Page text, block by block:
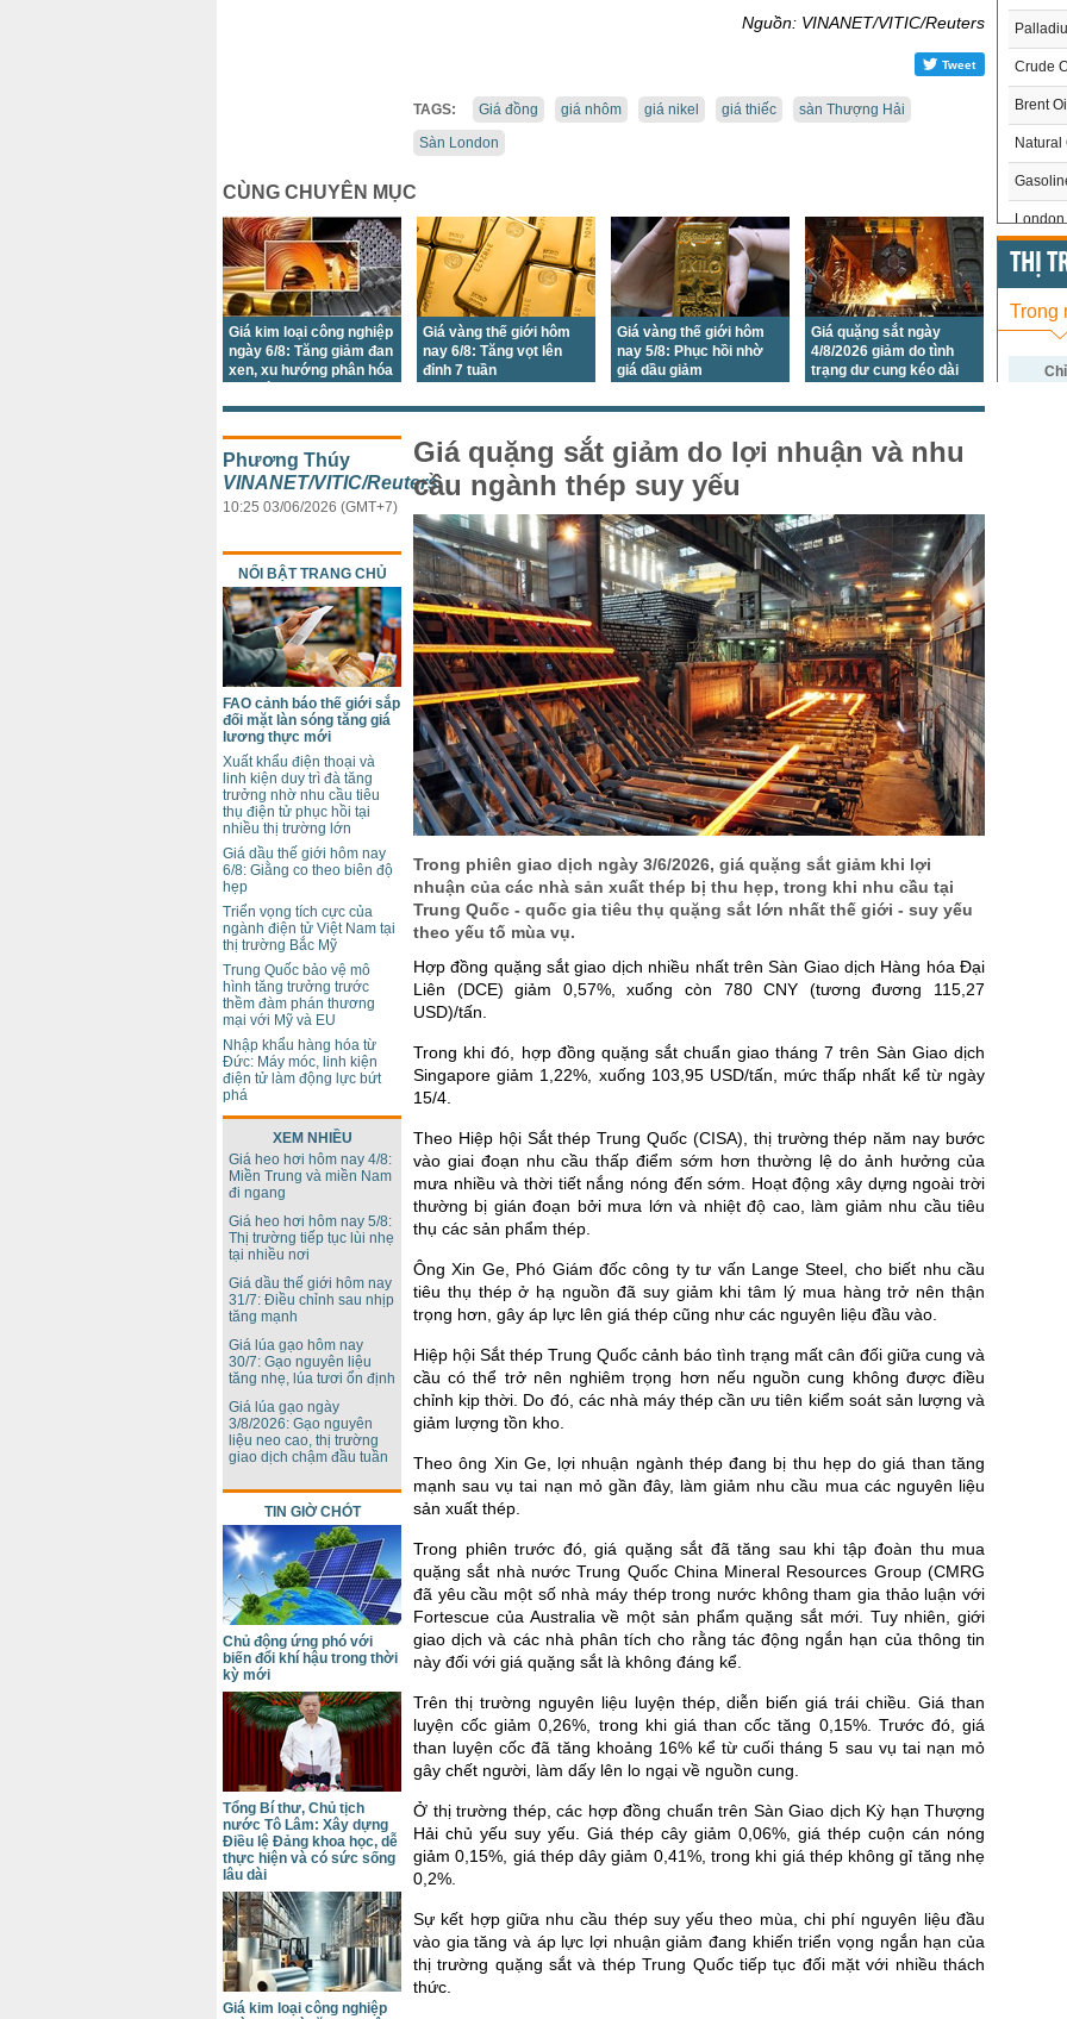
Nguồn: VINANET/VITIC/Reuters
Tweet
TAGS: Giá đồng giá nhôm giá nikel giá thiếc
sàn Thượng Hải
Sàn London
CÙNG CHUYÊN MỤC
Giá kim loại công nghiệp
ngày 6/8: Tăng giảm đan
xen, xu hướng phân hóa
Giá vàng thế giới hôm
nay 6/8: Tăng vọt lên
đỉnh 7 tuần
Giá vàng thế giới hôm
nay 5/8: Phục hồi nhờ
giá dầu giảm
Giá quặng sắt ngày
4/8/2026 giảm do tình
trạng dư cung kéo dài
Giá quặng sắt giảm do lợi nhuận và nhu
cầu ngành thép suy yếu
Trong phiên giao dịch ngày 3/6/2026, giá quặng sắt giảm khi lợi
nhuận của các nhà sản xuất thép bị thu hẹp, trong khi nhu cầu tại
Trung Quốc - quốc gia tiêu thụ quặng sắt lớn nhất thế giới - suy yếu
theo yếu tố mùa vụ.
Hợp đồng quặng sắt giao dịch nhiều nhất trên Sàn Giao dịch Hàng hóa Đại
Liên (DCE) giảm 0,57%, xuống còn 780 CNY (tương đương 115,27
USD)/tấn.
Trong khi đó, hợp đồng quặng sắt chuẩn giao tháng 7 trên Sàn Giao dịch
Singapore giảm 1,22%, xuống 103,95 USD/tấn, mức thấp nhất kể từ ngày
15/4.
Theo Hiệp hội Sắt thép Trung Quốc (CISA), thị trường thép năm nay bước
vào giai đoạn nhu cầu thấp điểm sớm hơn thường lệ do ảnh hưởng của
mưa nhiều và thời tiết nắng nóng đến sớm. Hoạt động xây dựng ngoài trời
thường bị gián đoạn bởi mưa lớn và nhiệt độ cao, làm giảm nhu cầu tiêu
thụ các sản phẩm thép.
Ông Xin Ge, Phó Giám đốc công ty tư vấn Lange Steel, cho biết nhu cầu
tiêu thụ thép ở hạ nguồn đã suy giảm khi tâm lý mua hàng trở nên thận
trọng hơn, gây áp lực lên giá thép cũng như các nguyên liệu đầu vào.
Hiệp hội Sắt thép Trung Quốc cảnh báo tình trạng mất cân đối giữa cung và
cầu có thể trở nên nghiêm trọng hơn nếu nguồn cung không được điều
chỉnh kịp thời. Do đó, các nhà máy thép cần ưu tiên kiểm soát sản lượng và
giảm lượng tồn kho.
Theo ông Xin Ge, lợi nhuận ngành thép đang bị thu hẹp do giá than tăng
mạnh sau vụ tai nạn mỏ gần đây, làm giảm nhu cầu mua các nguyên liệu
sản xuất thép.
Trong phiên trước đó, giá quặng sắt đã tăng sau khi tập đoàn thu mua
quặng sắt nhà nước Trung Quốc China Mineral Resources Group (CMRG
đã yêu cầu một số nhà máy thép trong nước không tham gia thảo luận với
Fortescue của Australia về một sản phẩm quặng sắt mới. Tuy nhiên, giới
giao dịch và các nhà phân tích cho rằng tác động ngắn hạn của thông tin
này đối với giá quặng sắt là không đáng kể.
Trên thị trường nguyên liệu luyện thép, diễn biến giá trái chiều. Giá than
luyện cốc giảm 0,26%, trong khi giá than cốc tăng 0,15%. Trước đó, giá
than luyện cốc đã tăng khoảng 16% kể từ cuối tháng 5 sau vụ tai nạn mỏ
gây chết người, làm dấy lên lo ngại về nguồn cung.
Ở thị trường thép, các hợp đồng chuẩn trên Sàn Giao dịch Kỳ hạn Thượng
Hải chủ yếu suy yếu. Giá thép cây giảm 0,06%, giá thép cuộn cán nóng
giảm 0,15%, giá thép dây giảm 0,41%, trong khi giá thép không gỉ tăng nhẹ
0,2%.
Sự kết hợp giữa nhu cầu thép suy yếu theo mùa, chi phí nguyên liệu đầu
vào gia tăng và áp lực lợi nhuận giảm đang khiến triển vọng ngắn hạn của
thị trường quặng sắt và thép Trung Quốc tiếp tục đối mặt với nhiều thách
thức.
Phương Thúy
VINANET/VITIC/Reuters
10:25 03/06/2026 (GMT+7)
NỔI BẬT TRANG CHỦ
FAO cảnh báo thế giới sắp
đối mặt làn sóng tăng giá
lương thực mới
Xuất khẩu điện thoại và
linh kiện duy trì đà tăng
trưởng nhờ nhu cầu tiêu
thụ điện tử phục hồi tại
nhiều thị trường lớn
Giá dầu thế giới hôm nay
6/8: Giằng co theo biên độ
hẹp
Triển vọng tích cực của
ngành điện tử Việt Nam tại
thị trường Bắc Mỹ
Trung Quốc bảo vệ mô
hình tăng trưởng trước
thềm đàm phán thương
mại với Mỹ và EU
Nhập khẩu hàng hóa từ
Đức: Máy móc, linh kiện
điện tử làm động lực bứt
phá
XEM NHIỀU
Giá heo hơi hôm nay 4/8:
Miền Trung và miền Nam
đi ngang
Giá heo hơi hôm nay 5/8:
Thị trường tiếp tục lùi nhẹ
tại nhiều nơi
Giá dầu thế giới hôm nay
31/7: Điều chỉnh sau nhịp
tăng mạnh
Giá lúa gạo hôm nay
30/7: Gạo nguyên liệu
tăng nhẹ, lúa tươi ổn định
Giá lúa gạo ngày
3/8/2026: Gạo nguyên
liệu neo cao, thị trường
giao dịch chậm đầu tuần
TIN GIỜ CHÓT
Chủ động ứng phó với
biến đổi khí hậu trong thời
kỳ mới
Tổng Bí thư, Chủ tịch
nước Tô Lâm: Xây dựng
Điều lệ Đảng khoa học, dễ
thực hiện và có sức sống
lâu dài
Giá kim loại công nghiệp
Crude
Brent
Natural
London
US
US
US
THỊ
Trong